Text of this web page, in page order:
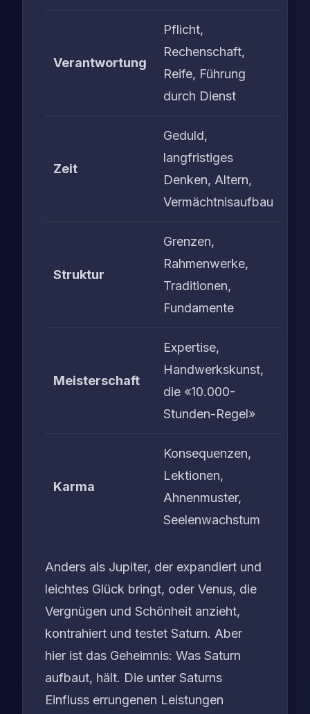
Verantwortung
Pflicht,
Rechenschaft,
Reife, Führung
durch Dienst
Zeit
Geduld,
langfristiges
Denken, Altern,
Vermächtnisaufbau
Struktur
Grenzen,
Rahmenwerke,
Traditionen,
Fundamente
Meisterschaft
Expertise,
Handwerkskunst,
die «10.000-
Stunden-Regel»
Karma
Konsequenzen,
Lektionen,
Ahnenmuster,
Seelenwachstum
Anders als Jupiter, der expandiert und
leichtes Glück bringt, oder Venus, die
Vergnügen und Schönheit anzieht,
kontrahiert und testet Saturn. Aber
hier ist das Geheimnis: Was Saturn
aufbaut, hält. Die unter Saturns
Einfluss errungenen Leistungen